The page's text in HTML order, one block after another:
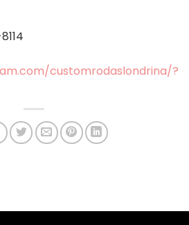
customrodaslondrina/?